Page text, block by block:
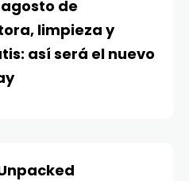
agosto de
limpieza y
así será el nuevo